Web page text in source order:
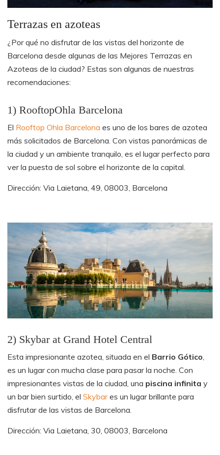
Terrazas en azoteas
¿Por qué no disfrutar de las vistas del horizonte de
Barcelona desde algunas de las Mejores Terrazas en
Azoteas de la ciudad? Estas son algunas de nuestras
recomendaciones:
1) RooftopOhla Barcelona
El Rooftop Ohla Barcelona es uno de los bares de azotea
más solicitados de Barcelona. Con vistas panorámicas de
la ciudad y un ambiente tranquilo, es el lugar perfecto para
ver la puesta de sol sobre el horizonte de la capital.
Dirección: Via Laietana, 49, 08003, Barcelona
2) Skybar at Grand Hotel Central
Esta impresionante azotea, situada en el Barrio Gótico,
es un lugar con mucha clase para pasar la noche. Con
impresionantes vistas de la ciudad, una piscina infinita y
un bar bien surtido, el Skybares un lugar brillante para
disfrutar de las vistas de Barcelona.
Dirección: Via Laietana, 30, 08003, Barcelona